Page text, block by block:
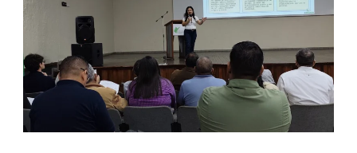
inician
evaluación
y
validación
de
cultivares